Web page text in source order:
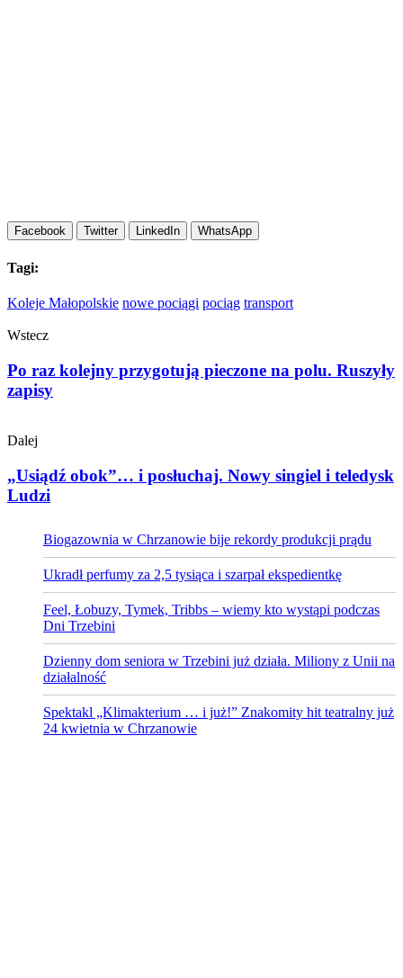
Facebook Twitter LinkedIn WhatsApp
Tagi:
Koleje Małopolskie nowe pociągi pociąg transport
Wstecz
Po raz kolejny przygotują pieczone na polu. Ruszyły
zapisy
Dalej
„Usiądź obok”… i posłuchaj. Nowy singiel i teledysk
Ludzi
Biogazownia w Chrzanowie bije rekordy produkcji prądu
Ukradł perfumy za 2,5 tysiąca i szarpał ekspedientkę
Feel, Łobuzy, Tymek, Tribbs – wiemy kto wystąpi podczas
Dni Trzebini
Dzienny dom seniora w Trzebini już działa. Miliony z Unii na
działalność
Spektakl „Klimakterium … i już!” Znakomity hit teatralny już
24 kwietnia w Chrzanowie